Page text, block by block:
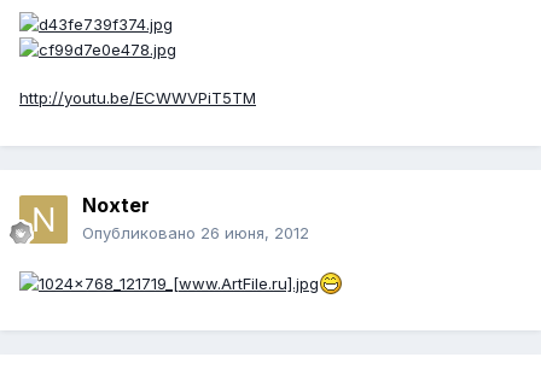
http://youtu.be/ECWWVPiT5TM
Noxter
Опубликовано 26 июня, 2012